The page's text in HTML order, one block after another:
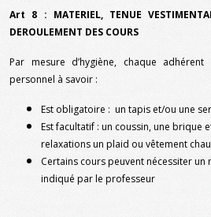
Art 8 : MATERIEL, TENUE
DEROULEMENT DES COURS
Par mesure d’hygiène, chaque
personnel à savoir :
Est obligatoire : un tapis et/ou une
Est facultatif : un coussin, une brique
relaxations un plaid ou vêtement
Certains cours peuvent nécessiter
indiqué par le professeur